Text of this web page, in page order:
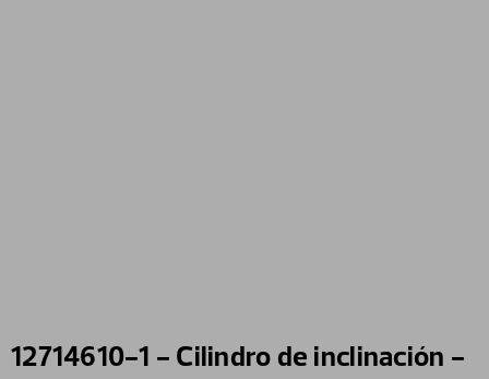
12714610-1 - Cilindro de inclinación -